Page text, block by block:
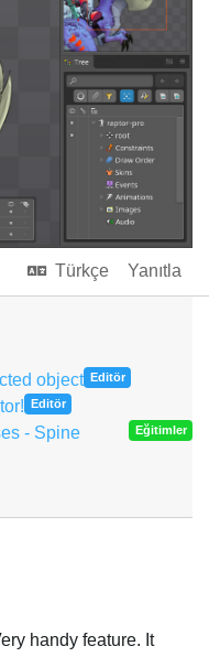
Türkçe Yanıtla
object Editör
Editör
- Spine
Eğitimler
handy feature. It